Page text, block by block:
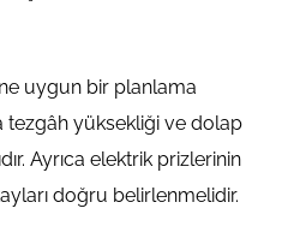
uygun bir planlama
tezgâh yüksekliği ve dolap
Ayrıca elektrik prizlerinin
doğru belirlenmelidir.